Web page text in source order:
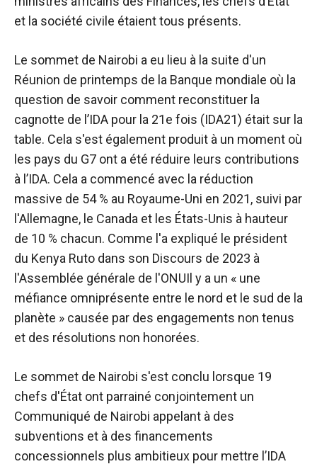
et la société civile étaient tous présents.
Le sommet de Nairobi a eu lieu à la suite d'un
Réunion de printemps de la Banque mondiale où la
question de savoir comment reconstituer la
cagnotte de l’IDA pour la 21e fois (IDA21) était sur la
table. Cela s'est également produit à un moment où
les pays du G7 ont a été réduire leurs contributions
à l’IDA. Cela a commencé avec la réduction
massive de 54 % au Royaume-Uni en 2021, suivi par
l'Allemagne, le Canada et les États-Unis à hauteur
de 10 % chacun. Comme l'a expliqué le président
du Kenya Ruto dans son Discours de 2023 à
l'Assemblée générale de l'ONUIl y a un « une
méfiance omniprésente entre le nord et le sud de la
planète » causée par des engagements non tenus
et des résolutions non honorées.
Le sommet de Nairobi s'est conclu lorsque 19
chefs d'État ont parrainé conjointement un
Communiqué de Nairobi appelant à des
subventions et à des financements
concessionnels plus ambitieux pour mettre l’IDA